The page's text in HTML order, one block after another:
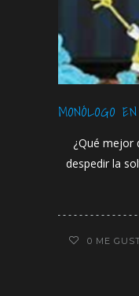
MONÓLOGO
¿Qué mejor
despedir la
0 ME